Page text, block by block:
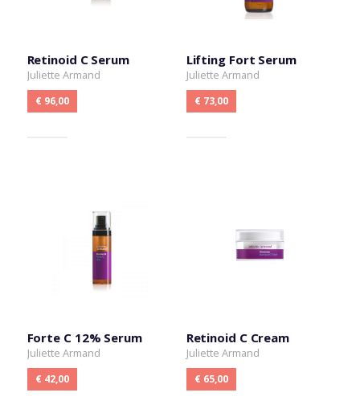
Retinoid C Serum
Juliette Armand
€ 96,00
Lifting Fort Serum
Juliette Armand
€ 73,00
Forte C 12% Serum
Juliette Armand
€ 42,00
Retinoid C Cream
Juliette Armand
€ 65,00